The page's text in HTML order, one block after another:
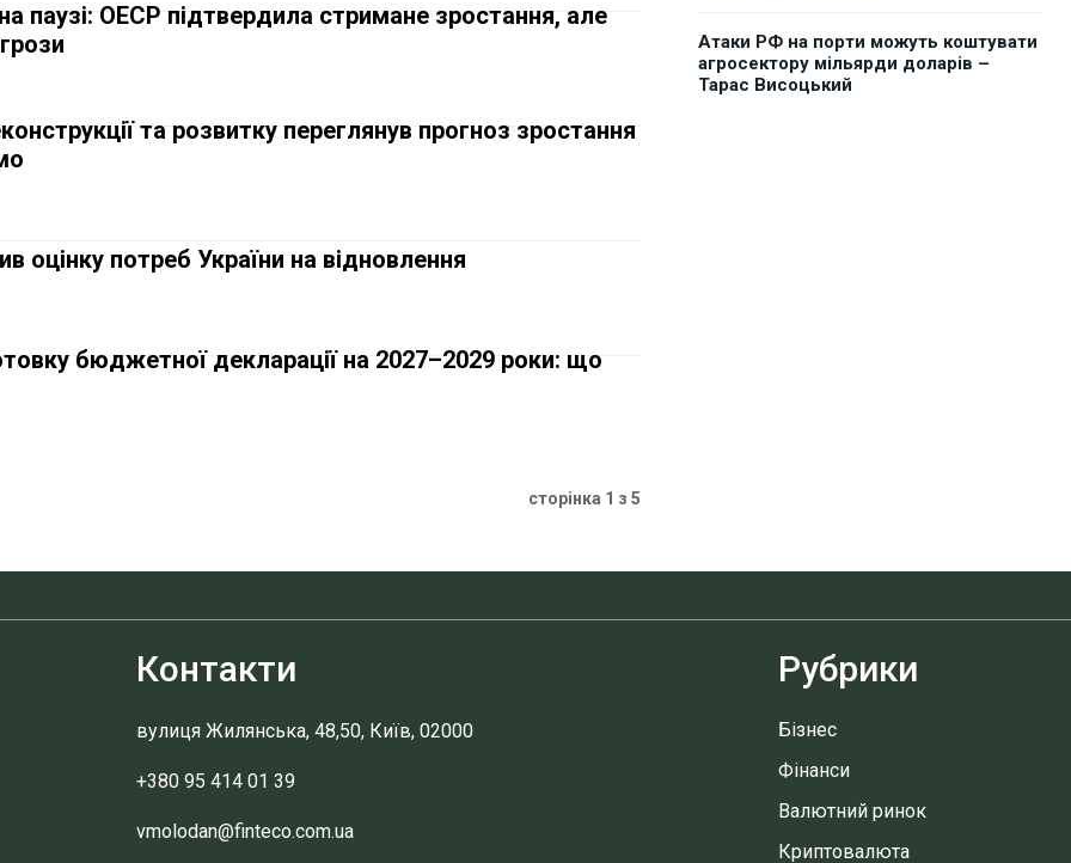
паузі: ОЕСР підтвердила стримане зростання, але
та розвитку переглянув прогноз зростання
оцінку потреб України на відновлення
бюджетної декларації на 2027–2029 роки: що
сторінка 1 з 5
Атаки РФ на порти можуть коштувати
агросектору мільярди доларів –
Тарас Висоцький
Контакти
вулиця Жилянська, 48,50, Київ, 02000
+380 95 414 01 39
vmolodan@finteco.com.ua
Рубрики
Бізнес
Фінанси
Валютний ринок
Криптовалюта